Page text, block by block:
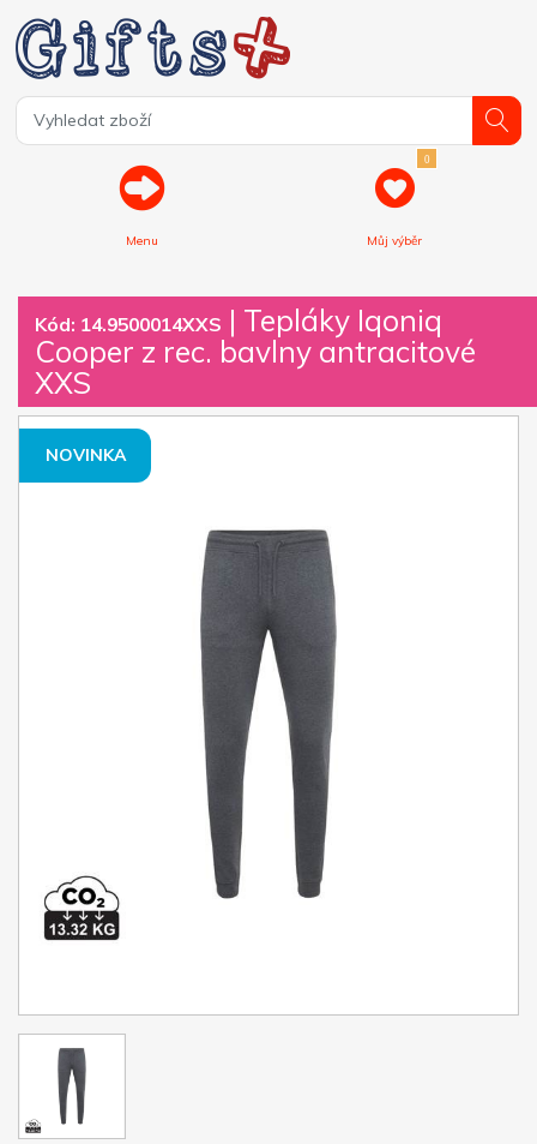
Menu
0
Můj výběr
Kód: 14.9500014XXS | Tepláky Iqoniq
Cooper z rec. bavlny antracitové
XXS
NOVINKA